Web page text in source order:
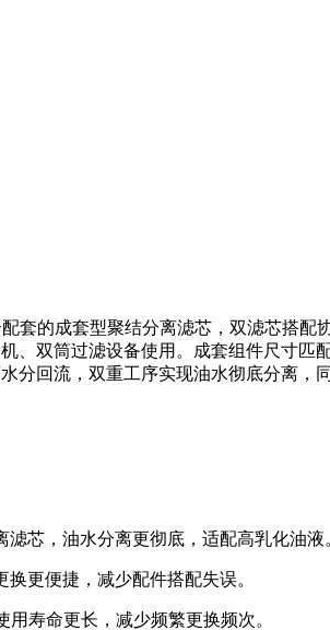
套的成套型聚结分离滤芯，双滤芯搭
、双筒过滤设备使用。成套组件尺寸
分回流，双重工序实现油水彻底分离
芯，油水分离更彻底，适配高乳化油液
更便捷，减少配件搭配失误。
寿命更长，减少频繁更换频次。